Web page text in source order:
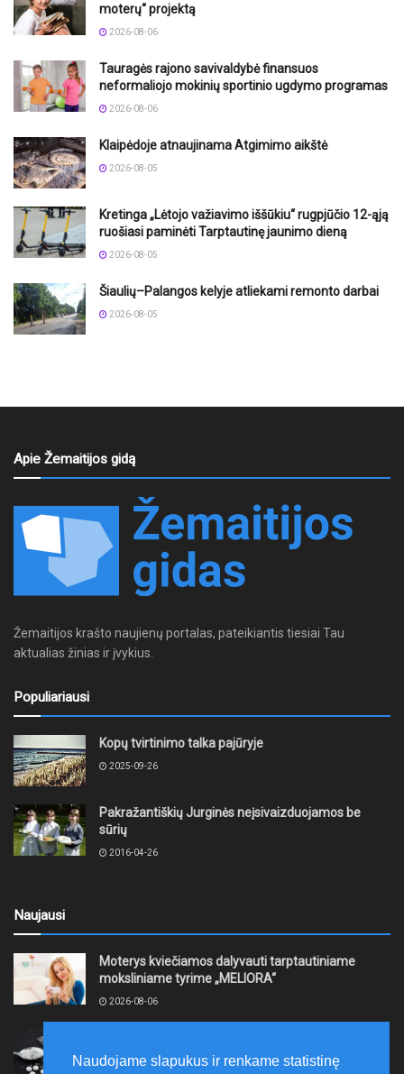
moterų“ projektą
2026-08-06
Tauragės rajono savivaldybė finansuos
neformaliojo mokinių sportinio ugdymo programas
2026-08-06
Klaipėdoje atnaujinama Atgimimo aikštė
2026-08-05
Kretinga „Lėtojo važiavimo iššūkiu“ rugpjūčio 12-ąją
ruošiasi paminėti Tarptautinę jaunimo dieną
2026-08-05
Šiaulių–Palangos kelyje atliekami remonto darbai
2026-08-05
Apie Žemaitijos gidą
Žemaitijos krašto naujienų portalas, pateikiantis tiesiai Tau
aktualias žinias ir įvykius.
Populiariausi
Kopų tvirtinimo talka pajūryje
2025-09-26
Pakražantiškių Jurginės neįsivaizduojamos be
sūrių
2016-04-26
Naujausi
Moterys kviečiamos dalyvauti tarptautiniame
moksliniame tyrime „MELIORA“
2026-08-06
narkotikus
Naudojame slapukus ir renkame statistinę